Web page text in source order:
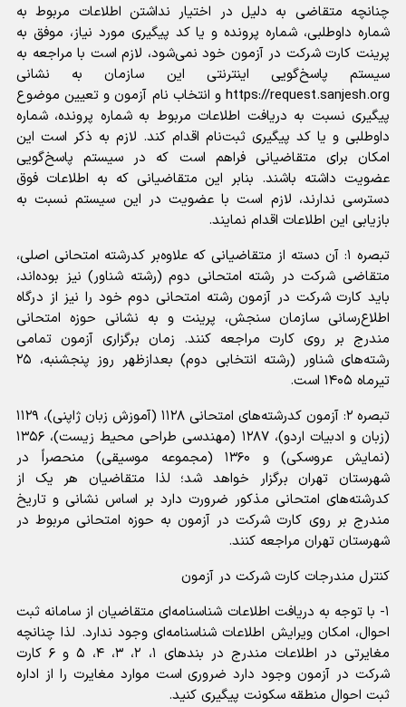
چنانچه متقاضی به دلیل در اختیار نداشتن اطلاعات مربوط به
شماره داوطلبی، شماره پرونده و یا کد پیگیری مورد نیاز، موفق به
پرینت کارت شرکت در آزمون خود نمی‌شود، لازم است با مراجعه به
سیستم پاسخ‌گویی اینترنتی این سازمان به نشانی
https://request.sanjesh.org و انتخاب نام آزمون و تعیین موضوع
پیگیری نسبت به دریافت اطلاعات مربوط به شماره پرونده، شماره
داوطلبی و یا کد پیگیری ثبت‌نام اقدام کند. لازم به ذکر است این
امکان برای متقاضیانی فراهم است که در سیستم پاسخ‌گویی
عضویت داشته باشند. بنابر این متقاضیانی که به اطلاعات فوق
دسترسی ندارند، لازم است با عضویت در این سیستم نسبت به
بازیابی این اطلاعات اقدام نمایند.
تبصره ۱: آن دسته از متقاضیانی که علاوه‌بر کدرشته امتحانی اصلی،
متقاضی شرکت در رشته امتحانی دوم (رشته‌ شناور) نیز بوده‌اند،
باید کارت شرکت در آزمون رشته امتحانی دوم خود را نیز از درگاه
اطلاع‌رسانی سازمان سنجش، پرینت و به نشانی حوزه امتحانی
مندرج بر روی کارت مراجعه کنند. زمان برگزاری آزمون تمامی
رشته‌های شناور (رشته انتخابی دوم) بعدازظهر روز پنجشنبه، ۲۵
تیرماه ۱۴۰۵ است.
تبصره ۲: آزمون‌ کدرشته‌های امتحانی ۱۱۲۸ (آموزش زبان ژاپنی)، ۱۱۲۹
(زبان و ادبیات اردو)، ۱۲۸۷ (مهندسی طراحی محیط زیست)، ۱۳۵۶
(نمایش عروسکی) و ‌۱۳۶۰ (مجموعه موسیقی‌) منحصراً در
شهرستان تهران‌ برگزار خواهد شد؛ لذا متقاضیان هر یک از
کدرشته‌های امتحانی مذکور ضرورت‌ دارد بر اساس‌ نشانی و تاریخ
مندرج بر روی کارت شرکت در آزمون به حوزه امتحانی مربوط در
شهرستان تهران مراجعه کنند.
کنترل مندرجات کارت شرکت در آزمون
۱- با توجه به دریافت اطلاعات شناسنامه‌ای متقاضیان از سامانه ثبت
احوال، امکان ویرایش اطلاعات شناسنامه‌ای وجود ندارد. لذا چنانچه
مغایرتی در اطلاعات مندرج در بندهای ۱، ۲، ۳، ۴، ۵ و ۶ کارت
شرکت در آزمون وجود دارد ضروری است موارد مغایرت را از اداره
ثبت احوال منطقه سکونت پیگیری کنید.